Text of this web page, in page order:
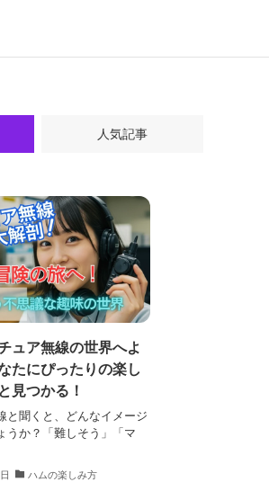
人気記事
ュア無線の世界へよ
たにぴったりの楽し
見つかる！
と聞くと、どんなイメージ
うか？「難しそう」「マ
ハムの楽しみ方